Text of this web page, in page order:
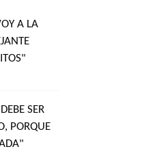
A LA
SER
PORQUE